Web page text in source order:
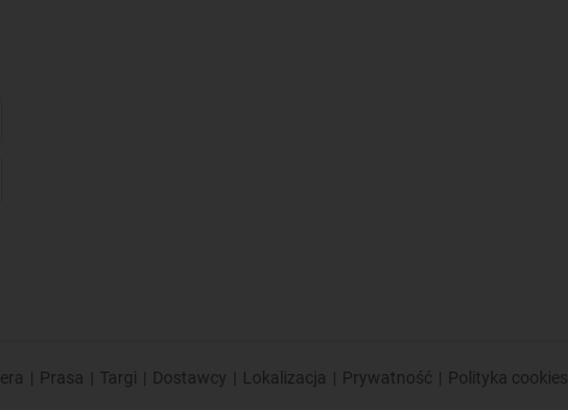
| Prasa | Targi | Dostawcy | Lokalizacja | Prywatność | Polityka cookies